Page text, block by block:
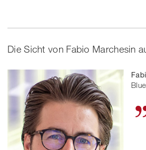
Die Sicht von Fabio Marchesin